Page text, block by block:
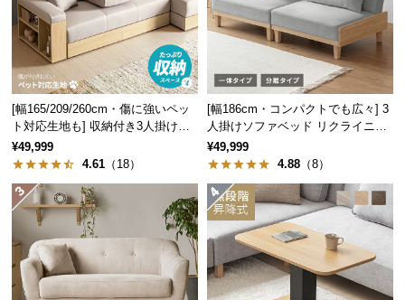
に
つ
い
て
搬
入
経
路
に
つ
い
て
[幅165/209/260cm・傷に強いペッ
ト対応生地も] 収納付き3人掛け多
機能ソファ
¥49,999
4.61 （18）
[幅186cm・コンパクトでも広々] 3
人掛けソファベッド リクライニン
グ 天然木フレーム 北欧
¥49,999
4.88 （8）